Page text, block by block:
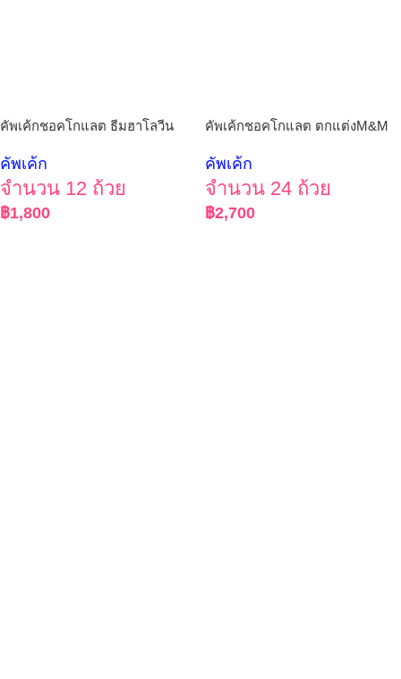
คัพเค้กชอคโกแลต ธีมฮาโลวีน
คัพเค้ก
จำนวน 12 ถ้วย
฿1,800
คัพเค้กชอคโกแลต ตกแต่งM&M
คัพเค้ก
จำนวน 24 ถ้วย
฿2,700